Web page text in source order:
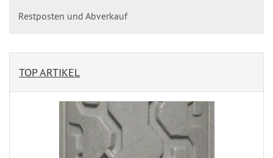
Restposten und Abverkauf
TOP ARTIKEL